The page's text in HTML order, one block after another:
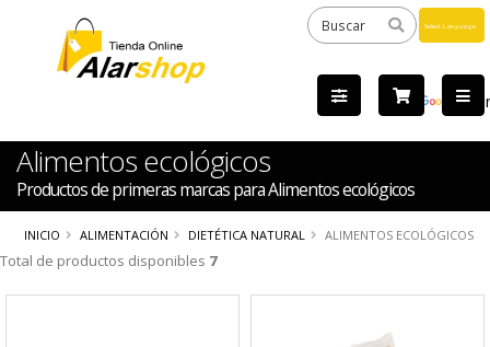
by
Alimentos ecológicos
Productos de primeras marcas para Alimentos ecológicos
INICIO ALIMENTACIÓN DIETÉTICA NATURAL ALIMENTOS ECOLÓGICOS
Total de productos disponibles 7